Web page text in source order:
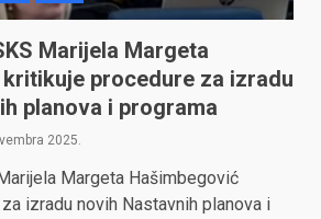
Marijela Margeta
procedure za izradu
planova i programa
2025.
Margeta Hašimbegović
izradu novih Nastavnih planova i